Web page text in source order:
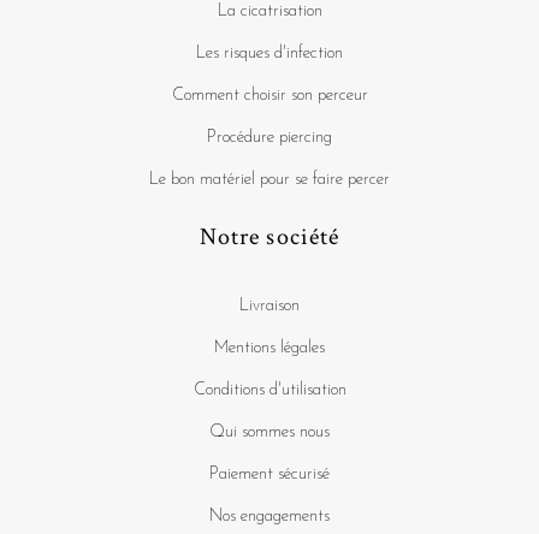
La cicatrisation
Les risques d'infection
Comment choisir son perceur
Procédure piercing
Le bon matériel pour se faire percer
Notre société
Livraison
Mentions légales
Conditions d'utilisation
Qui sommes nous
Paiement sécurisé
Nos engagements